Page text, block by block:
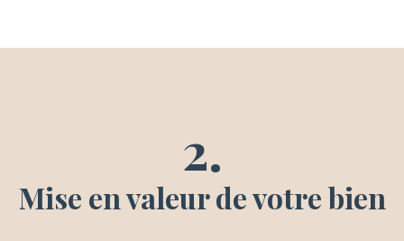
2.
Mise en valeur de votre bien